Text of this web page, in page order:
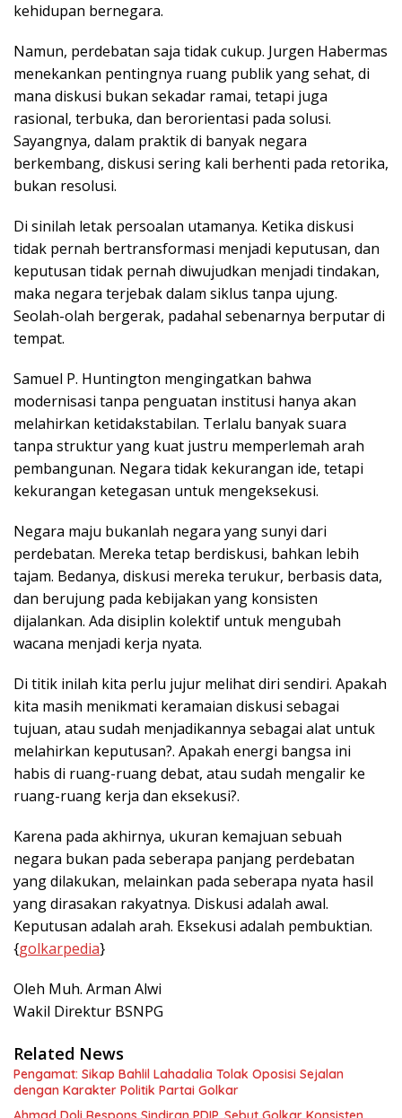
kehidupan bernegara.
Namun, perdebatan saja tidak cukup. Jurgen Habermas
menekankan pentingnya ruang publik yang sehat, di
mana diskusi bukan sekadar ramai, tetapi juga
rasional, terbuka, dan berorientasi pada solusi.
Sayangnya, dalam praktik di banyak negara
berkembang, diskusi sering kali berhenti pada retorika,
bukan resolusi.
Di sinilah letak persoalan utamanya. Ketika diskusi
tidak pernah bertransformasi menjadi keputusan, dan
keputusan tidak pernah diwujudkan menjadi tindakan,
maka negara terjebak dalam siklus tanpa ujung.
Seolah-olah bergerak, padahal sebenarnya berputar di
tempat.
Samuel P. Huntington mengingatkan bahwa
modernisasi tanpa penguatan institusi hanya akan
melahirkan ketidakstabilan. Terlalu banyak suara
tanpa struktur yang kuat justru memperlemah arah
pembangunan. Negara tidak kekurangan ide, tetapi
kekurangan ketegasan untuk mengeksekusi.
Negara maju bukanlah negara yang sunyi dari
perdebatan. Mereka tetap berdiskusi, bahkan lebih
tajam. Bedanya, diskusi mereka terukur, berbasis data,
dan berujung pada kebijakan yang konsisten
dijalankan. Ada disiplin kolektif untuk mengubah
wacana menjadi kerja nyata.
Di titik inilah kita perlu jujur melihat diri sendiri. Apakah
kita masih menikmati keramaian diskusi sebagai
tujuan, atau sudah menjadikannya sebagai alat untuk
melahirkan keputusan?. Apakah energi bangsa ini
habis di ruang-ruang debat, atau sudah mengalir ke
ruang-ruang kerja dan eksekusi?.
Karena pada akhirnya, ukuran kemajuan sebuah
negara bukan pada seberapa panjang perdebatan
yang dilakukan, melainkan pada seberapa nyata hasil
yang dirasakan rakyatnya. Diskusi adalah awal.
Keputusan adalah arah. Eksekusi adalah pembuktian.
{golkarpedia}
Oleh Muh. Arman Alwi
Wakil Direktur BSNPG
Related News
Pengamat: Sikap Bahlil Lahadalia Tolak Oposisi Sejalan
dengan Karakter Politik Partai Golkar